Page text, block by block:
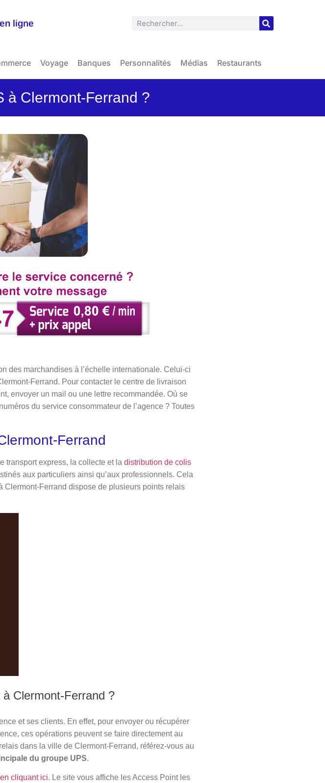
ligne
Voyage Banques Personnalités Médias Restaurants
à Clermont-Ferrand ?
des marchandises à l’échelle internationale. Celui-ci
Ferrand. Pour contacter le centre de livraison
envoyer un mail ou une lettre recommandée. Où se
du service consommateur de l’agence ? Toutes
Ferrand
transport express, la collecte et la distribution de colis
aux particuliers ainsi qu’aux professionnels. Cela
Clermont-Ferrand dispose de plusieurs points relais
Clermont-Ferrand ?
et ses clients. En effet, pour envoyer ou récupérer
ces opérations peuvent se faire directement au
dans la ville de Clermont-Ferrand, référez-vous au
du groupe UPS.
en cliquant ici. Le site vous affiche les Access Point les